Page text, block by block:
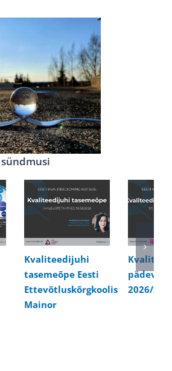
Kvaliteedijuhi
tasemeõpe Eesti
Ettevõtluskõrgkoolis
Mainor
2026/